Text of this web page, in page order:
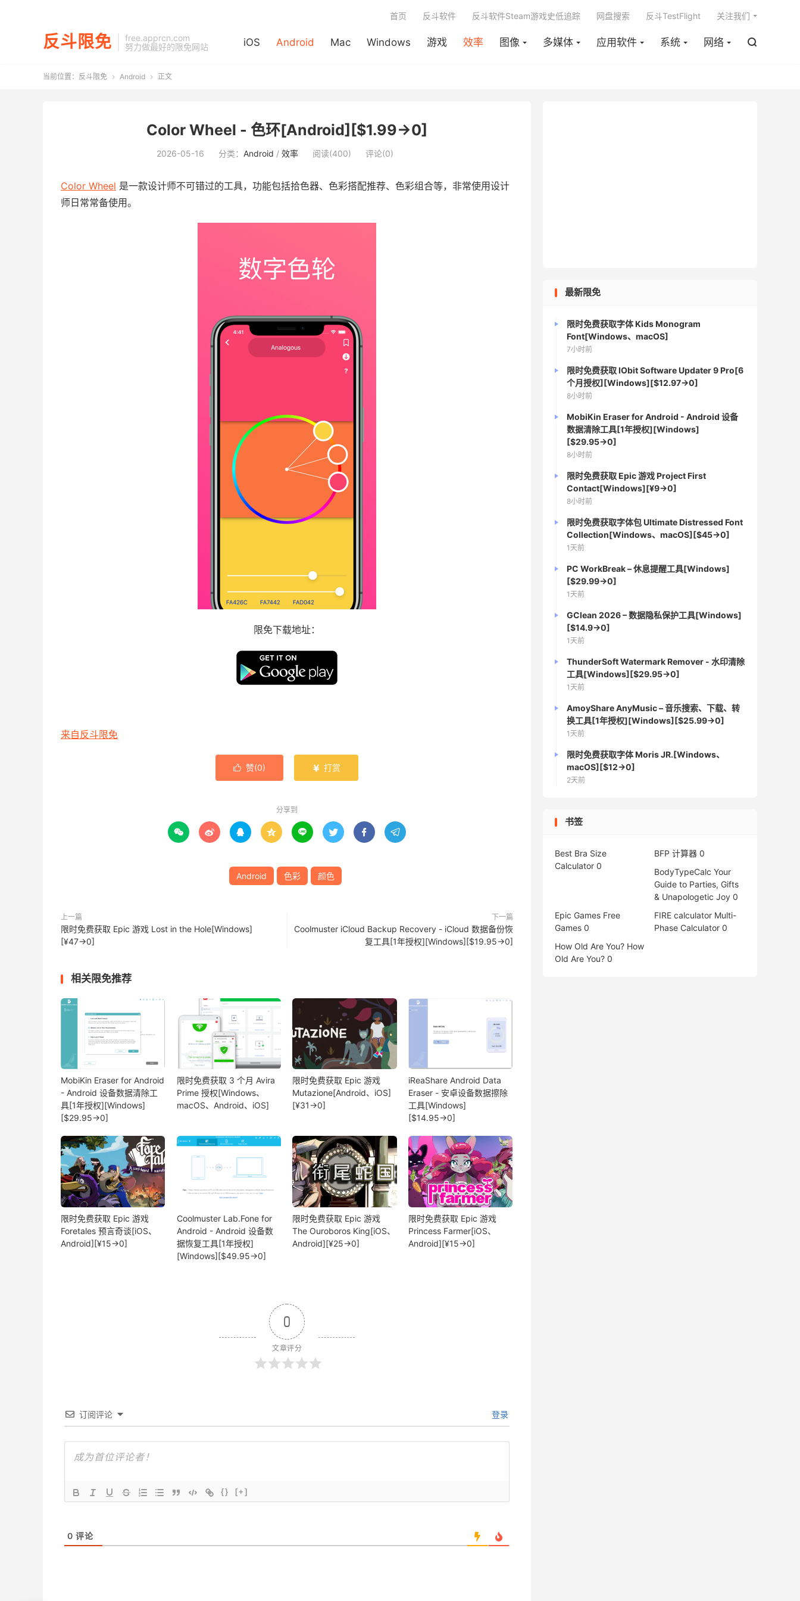
反斗限免
free.apprcn.com
努力做最好的限免网站
iOS Android Mac Windows 游戏 效率 图像 多媒体 应用软件 系统 网络 
首页 反斗软件 反斗软件Steam游戏史低追踪 网盘搜索 反斗TestFlight 关注我们
当前位置： 反斗限免  Android  正文
Color Wheel - 色环[Android][$1.99→0]
2026-05-16 分类： Android / 效率 阅读(400) 评论(0)
Color Wheel 是一款设计师不可错过的工具，功能包括拾色器、色彩搭配推荐、色彩组合等，非常使用设计
师日常常备使用。
限免下载地址：
来自反斗限免
 赞(0)  打赏
分享到
       
Android 色彩 颜色
上一篇
限时免费获取 Epic 游戏 Lost in the Hole[Windows]
[¥47→0]
下一篇
Coolmuster iCloud Backup Recovery - iCloud 数据备份恢
复工具[1年授权][Windows][$19.95→0]
相关限免推荐
MobiKin Eraser for Android
- Android 设备数据清除工
具[1年授权][Windows]
[$29.95→0]
限时免费获取 3 个月 Avira
Prime 授权[Windows、
macOS、Android、iOS]
限时免费获取 Epic 游戏
Mutazione[Android、iOS]
[¥31→0]
iReaShare Android Data
Eraser - 安卓设备数据擦除
工具[Windows]
[$14.95→0]
限时免费获取 Epic 游戏
Foretales 预言奇谈[iOS、
Android][¥15→0]
Coolmuster Lab.Fone for
Android - Android 设备数
据恢复工具[1年授权]
[Windows][$49.95→0]
限时免费获取 Epic 游戏
The Ouroboros King[iOS、
Android][¥25→0]
限时免费获取 Epic 游戏
Princess Farmer[iOS、
Android][¥15→0]
0
文章评分
订阅评论 登录
{} [+]
0 评论
最新限免
限时免费获取字体 Kids Monogram
Font[Windows、macOS]
7小时前
限时免费获取 IObit Software Updater 9 Pro[6
个月授权][Windows][$12.97→0]
8小时前
MobiKin Eraser for Android - Android 设备
数据清除工具[1年授权][Windows]
[$29.95→0]
8小时前
限时免费获取 Epic 游戏 Project First
Contact[Windows][¥9→0]
8小时前
限时免费获取字体包 Ultimate Distressed Font
Collection[Windows、macOS][$45→0]
1天前
PC WorkBreak – 休息提醒工具[Windows]
[$29.99→0]
1天前
GClean 2026 – 数据隐私保护工具[Windows]
[$14.9→0]
1天前
ThunderSoft Watermark Remover - 水印清除
工具[Windows][$29.95→0]
1天前
AmoyShare AnyMusic – 音乐搜索、下载、转
换工具[1年授权][Windows][$25.99→0]
1天前
限时免费获取字体 Moris JR.[Windows、
macOS][$12→0]
2天前
书签
Best Bra Size
Calculator 0
BFP 计算器 0
BodyTypeCalc Your
Guide to Parties, Gifts
& Unapologetic Joy 0
Epic Games Free
Games 0
FIRE calculator Multi-
Phase Calculator 0
How Old Are You? How
Old Are You? 0